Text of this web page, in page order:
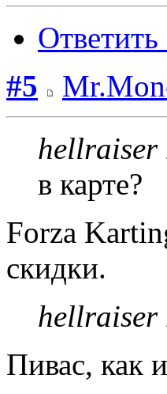
Ответить
#5
hellraiser
в карте?
Forza
скидки.
hellraiser
Пивас, как